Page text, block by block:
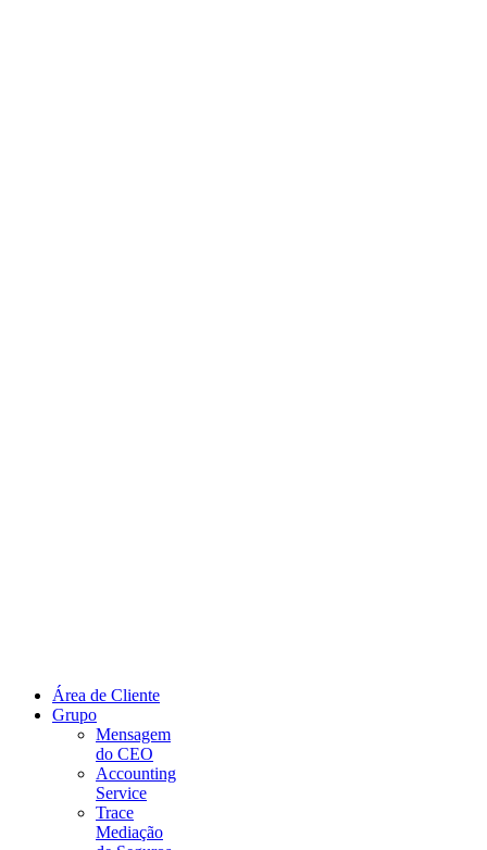
Área de Cliente
Grupo
Mensagem
do CEO
Accounting
Service
Trace
Mediação